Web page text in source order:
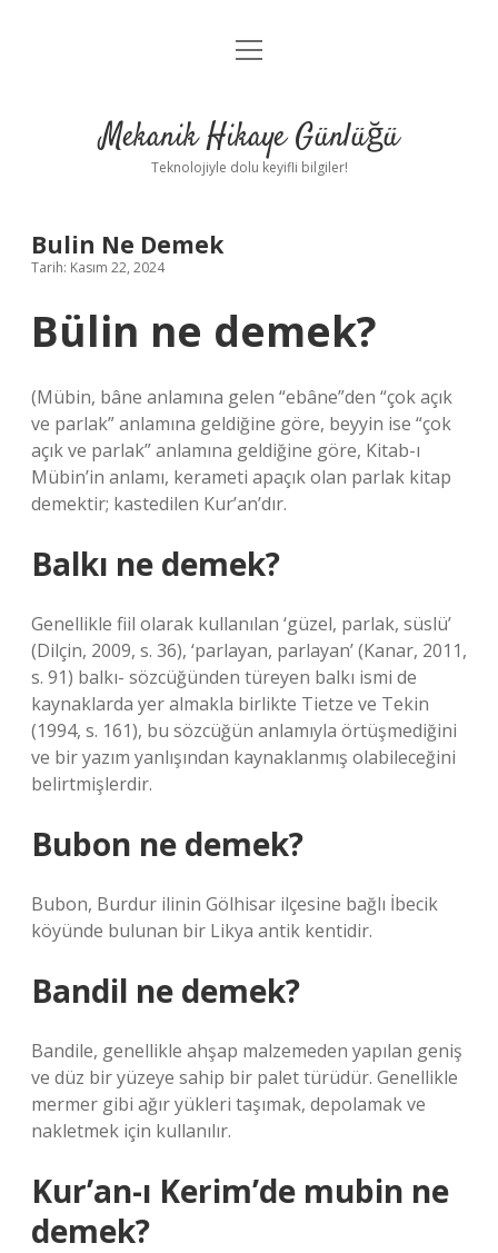
Anasayfa
Yasal Uyarı
menüyü
Mekanik Hikaye Günlüğü
Teknolojiyle dolu keyifli bilgiler!
Bulin Ne Demek
Tarih: Kasım 22, 2024
Bülin ne demek?
(Mübin, bâne anlamına gelen “ebâne”den “çok açık
ve parlak” anlamına geldiğine göre, beyyin ise “çok
açık ve parlak” anlamına geldiğine göre, Kitab-ı
Mübin’in anlamı, kerameti apaçık olan parlak kitap
demektir; kastedilen Kur’an’dır.
Balkı ne demek?
Genellikle fiil olarak kullanılan ‘güzel, parlak, süslü’
(Dilçin, 2009, s. 36), ‘parlayan, parlayan’ (Kanar, 2011,
s. 91) balkı- sözcüğünden türeyen balkı ismi de
kaynaklarda yer almakla birlikte Tietze ve Tekin
(1994, s. 161), bu sözcüğün anlamıyla örtüşmediğini
ve bir yazım yanlışından kaynaklanmış olabileceğini
belirtmişlerdir.
Bubon ne demek?
Bubon, Burdur ilinin Gölhisar ilçesine bağlı İbecik
köyünde bulunan bir Likya antik kentidir.
Bandil ne demek?
Bandile, genellikle ahşap malzemeden yapılan geniş
ve düz bir yüzeye sahip bir palet türüdür. Genellikle
mermer gibi ağır yükleri taşımak, depolamak ve
nakletmek için kullanılır.
Kur’an-ı Kerim’de mubin ne
demek?